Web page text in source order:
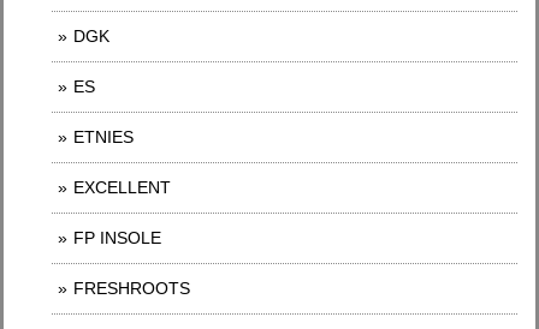
DGK
ES
ETNIES
EXCELLENT
FP INSOLE
FRESHROOTS